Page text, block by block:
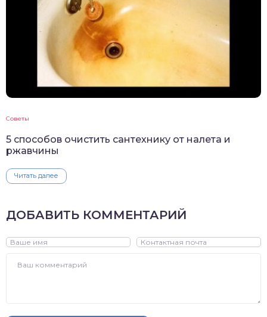
Советы
5 способов очистить сантехнику от налета и
ржавчины
Читать далее
ДОБАВИТЬ КОММЕНТАРИЙ